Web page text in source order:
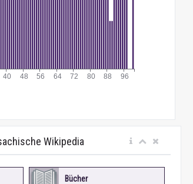
Wikipedia
Bücher